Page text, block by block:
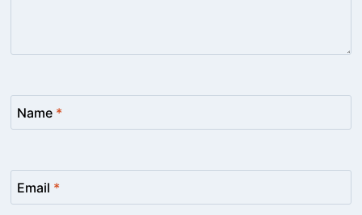
Name *
Email *